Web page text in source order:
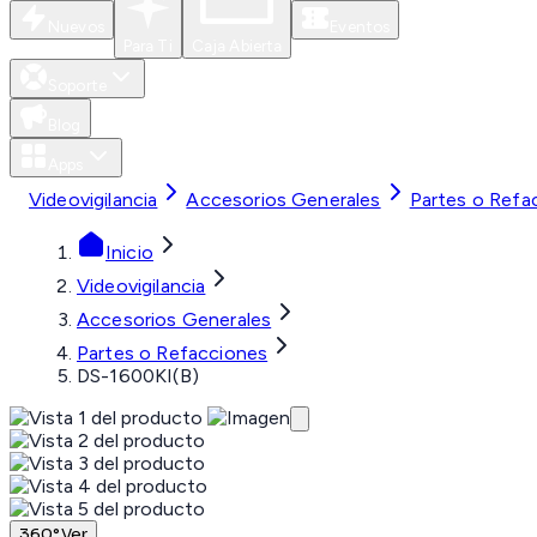
Videovigilancia Accesorios Generales Partes o
Inicio
Videovigilancia
Accesorios Generales
Partes o Refacciones
DS-1600KI(B)